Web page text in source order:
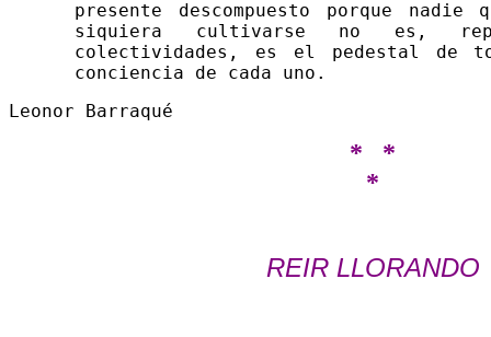
presente descompuesto porque
siquiera cultivarse no es,
colectividades, es el pedestal de
conciencia de cada uno.
Leonor Barraqué
* *
*
REIR LLORANDO